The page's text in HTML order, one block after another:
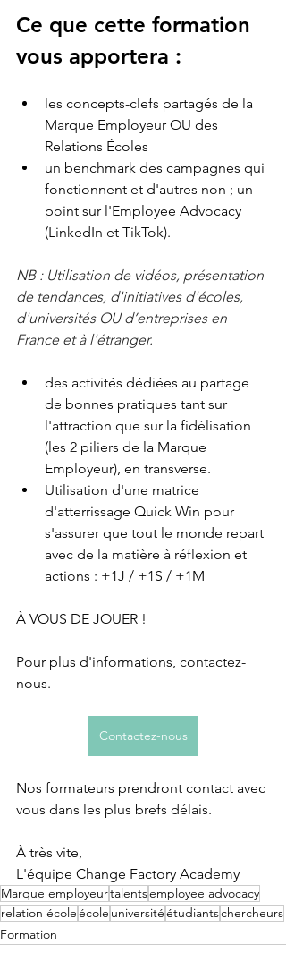
Ce que cette formation
vous apportera :
les concepts-clefs partagés de la
Marque Employeur OU des
Relations Écoles
un benchmark des campagnes qui
fonctionnent et d'autres non ; un
point sur l'Employee Advocacy
(LinkedIn et TikTok).
NB : Utilisation de vidéos, présentation
de tendances, d'initiatives d'écoles,
d'universités OU d’entreprises en
France et à l'étranger.
des activités dédiées au partage
de bonnes pratiques tant sur
l'attraction que sur la fidélisation
(les 2 piliers de la Marque
Employeur), en transverse.
Utilisation d'une matrice
d'atterrissage Quick Win pour
s'assurer que tout le monde repart
avec de la matière à réflexion et
actions : +1J / +1S / +1M
À VOUS DE JOUER !
Pour plus d'informations, contactez-
nous.
Contactez-nous
Nos formateurs prendront contact avec
vous dans les plus brefs délais.
À très vite,
L'équipe Change Factory Academy
Marque employeurtalentsemployee advocacy
relation écoleécole universitéétudiantschercheurs
Formation